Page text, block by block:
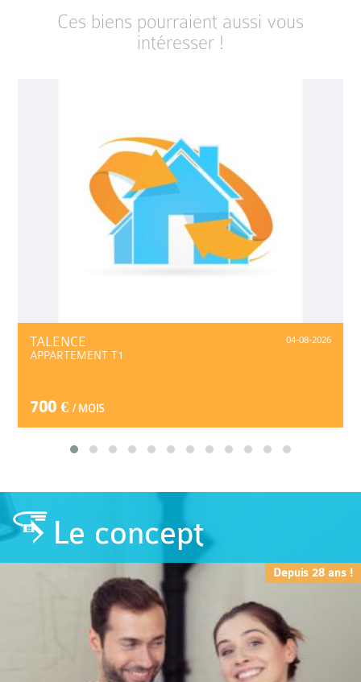
Ces biens pourraient aussi vous
intéresser !
04-08-2026
TALENCE
APPARTEMENT T1
700 € / MOIS
Le concept
Depuis 28 ans !